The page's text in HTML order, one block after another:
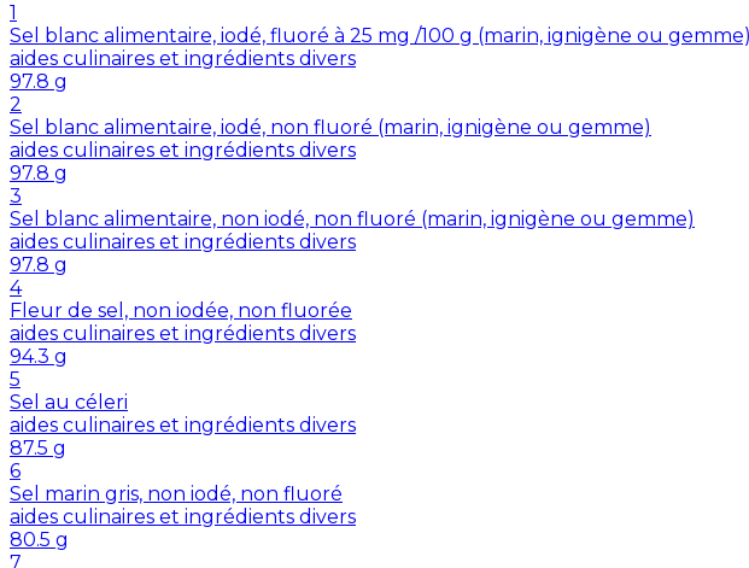
1
Sel blanc alimentaire, iodé, fluoré à 25 mg /100 g (marin, ignigène ou gemme)
aides culinaires et ingrédients divers
97.8 g
2
Sel blanc alimentaire, iodé, non fluoré (marin, ignigène ou gemme)
aides culinaires et ingrédients divers
97.8 g
3
Sel blanc alimentaire, non iodé, non fluoré (marin, ignigène ou gemme)
aides culinaires et ingrédients divers
97.8 g
4
Fleur de sel, non iodée, non fluorée
aides culinaires et ingrédients divers
94.3 g
5
Sel au céleri
aides culinaires et ingrédients divers
87.5 g
6
Sel marin gris, non iodé, non fluoré
aides culinaires et ingrédients divers
80.5 g
7